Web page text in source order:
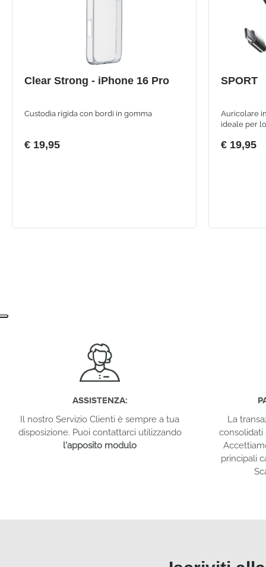
Clear Strong - iPhone 16 Pro
Custodia rigida con bordi in gomma
€ 19,95
SPORT
Auricolare
ideale per
€ 19,95
ASSISTENZA:
Il nostro Servizio Clienti è sempre a tua
disposizione. Puoi contattarci utilizzando
l'apposito modulo
La
consolidati
principali